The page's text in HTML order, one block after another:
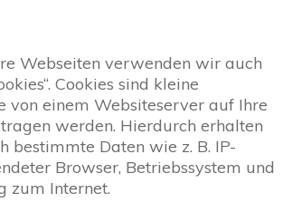
Webseiten verwenden wir auch
Cookies sind kleine
von einem Websiteserver auf Ihre
werden. Hierdurch erhalten
bestimmte Daten wie z. B. IP-
Browser, Betriebssystem und
zum Internet.